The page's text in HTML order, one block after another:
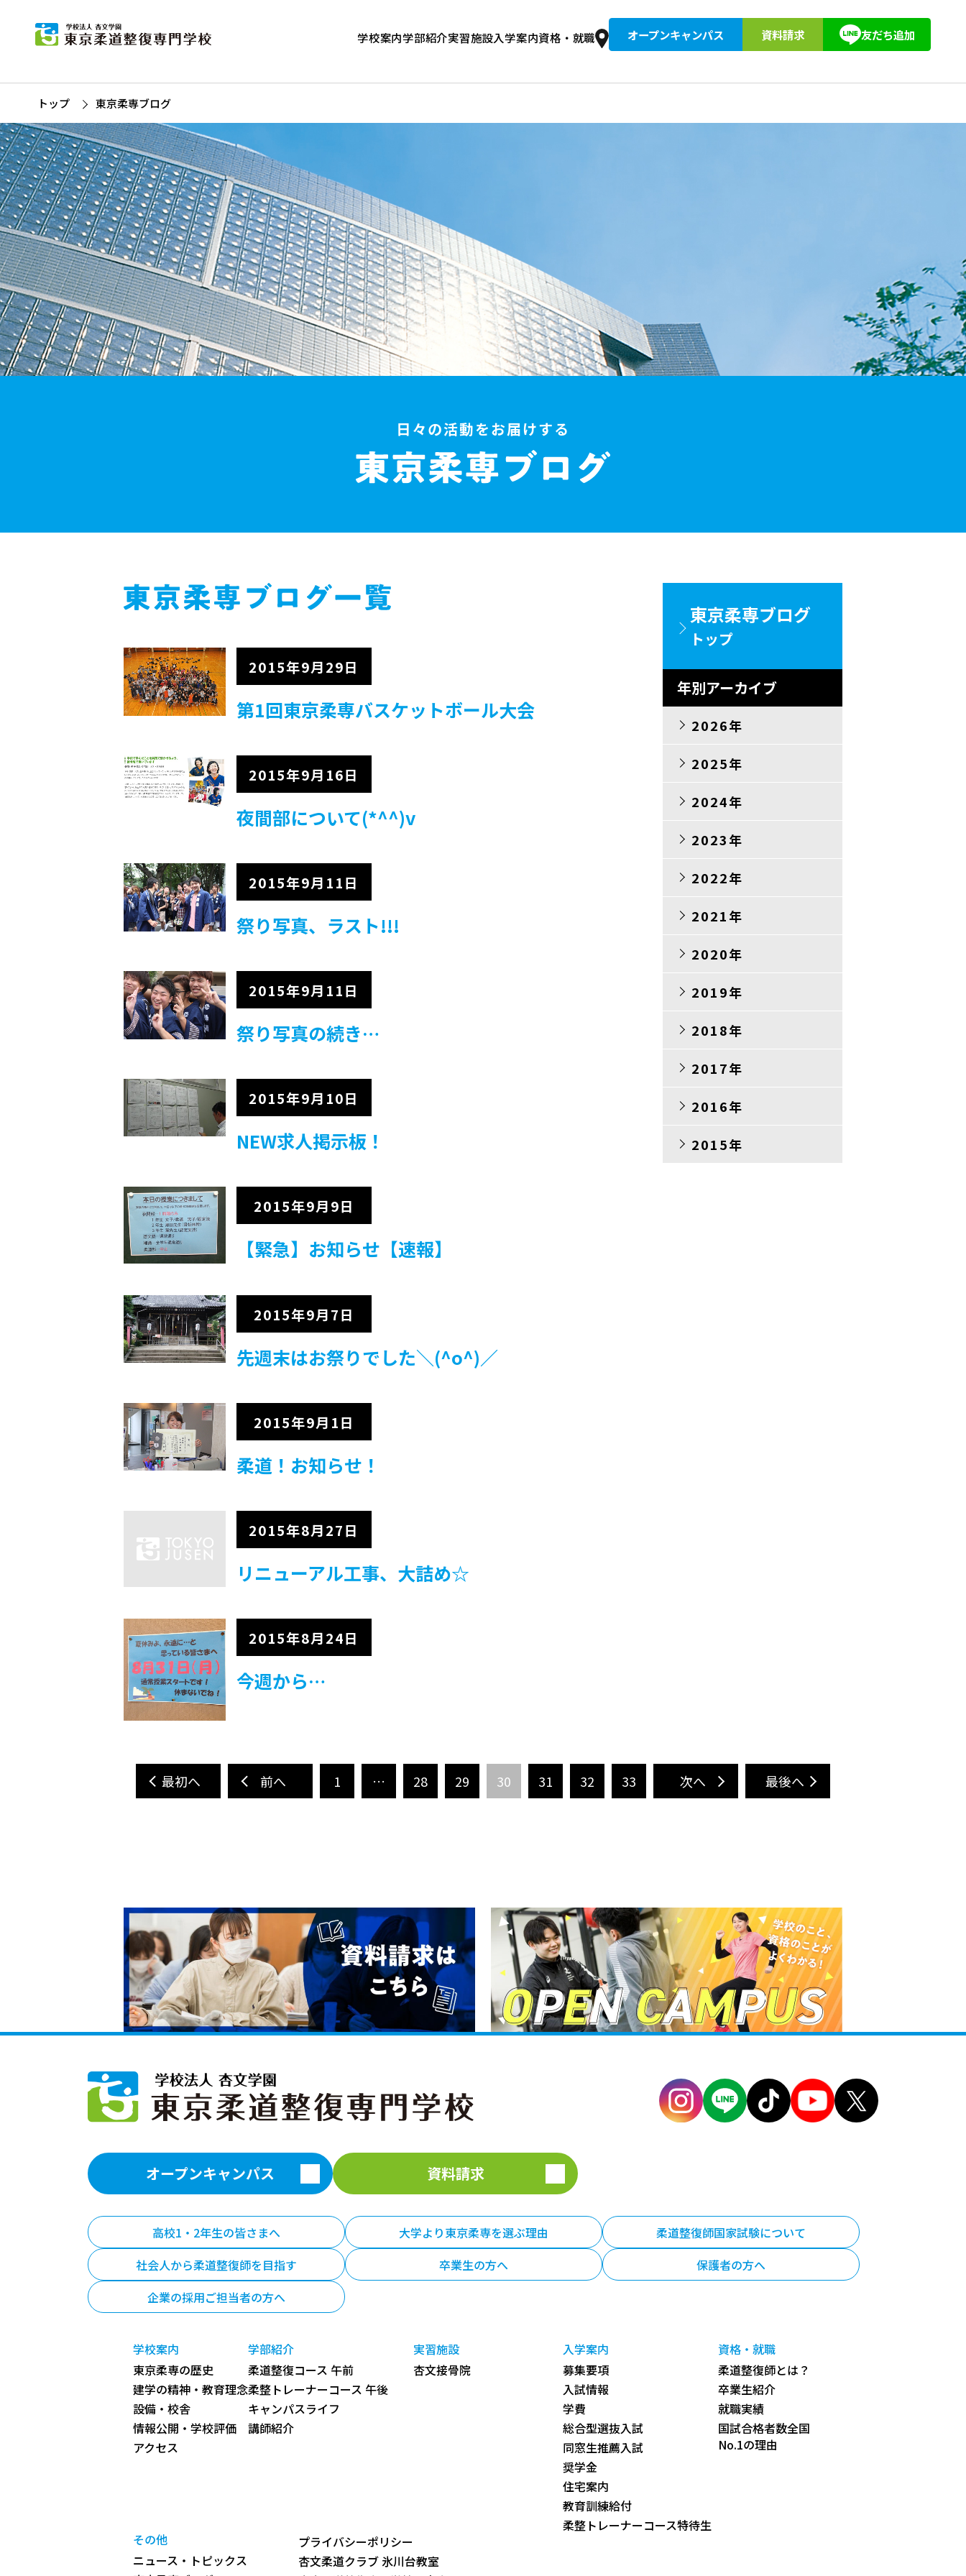
学校案内学部紹介実習施設入学案内資格・就職 オープンキャンパス 資料請求 友だち追加
トップ 東京柔専ブログ
日々の活動をお届けする
2015年9月29日
第1回東京柔専バスケットボール大会
2015年9月16日
夜間部について(*^^)v
2015年9月11日
祭り写真、ラスト!!!
2015年9月11日
祭り写真の続き…
2015年9月10日
NEW求人掲示板！
2015年9月9日
【緊急】お知らせ【速報】
2015年9月7日
先週末はお祭りでした＼(^o^)／
2015年9月1日
柔道！お知らせ！
2015年8月27日
リニューアル工事、大詰め☆
2015年8月24日
今週から…
東京柔専ブログ
トップ
年別アーカイブ
2026年
2025年
2024年
2023年
2022年
2021年
2020年
2019年
2018年
2017年
2016年
2015年
最初へ 前へ 1 … 28 29 30 31 32 33 次へ 最後へ
オープンキャンパス 資料請求
高校1・2年生の皆さまへ 大学より東京柔専を選ぶ理由
柔道整復師国家試験について
社会人から柔道整復師を目指す
卒業生の方へ
保護者の方へ
企業の採用ご担当者の方へ
学校案内
東京柔専の歴史
建学の精神・教育理念
設備・校舎
情報公開・学校評価
アクセス
学部紹介
柔道整復コース 午前
柔整トレーナーコース 午後
キャンパスライフ
講師紹介
実習施設
杏文接骨院
入学案内
募集要項
入試情報
学費
総合型選抜入試
同窓生推薦入試
奨学金
住宅案内
教育訓練給付
柔整トレーナーコース特待生
資格・就職
柔道整復師とは？
卒業生紹介
就職実績
国試合格者数全国
No.1の理由
その他
ニュース・トピックス
プライバシーポリシー
杏文柔道クラブ 氷川台教室